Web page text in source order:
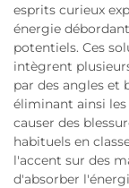
esprits curieux
énergie
potentiels. Ces
intègrent
par des angles et
éliminant ainsi
causer des
habituels en
l'accent sur des
d'absorber